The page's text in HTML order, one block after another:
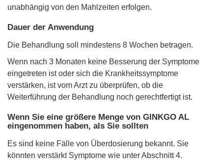
unabhängig von den Mahlzeiten erfolgen.
Dauer der Anwendung
Die Behandlung soll mindestens 8 Wochen betragen.
Wenn nach 3 Monaten keine Besserung der Symptome
eingetreten ist oder sich die Krankheitssymptome
verstärken, ist vom Arzt zu überprüfen, ob die
Weiterführung der Behandlung noch gerechtfertigt ist.
Wenn Sie eine größere Menge von GINKGO AL
eingenommen haben, als Sie sollten
Es sind keine Fälle von Überdosierung bekannt. Sie
könnten verstärkt Symptome wie unter Abschnitt 4.